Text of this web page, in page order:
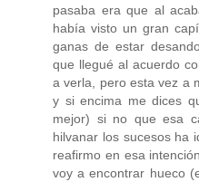
pasaba era que al
había visto un gran
ganas de estar
que llegué al acuerdo
a verla, pero esta vez a
y si encima me dices
mejor) si no que esa
hilvanar los sucesos ha
reafirmo en esa
voy a encontrar hueco